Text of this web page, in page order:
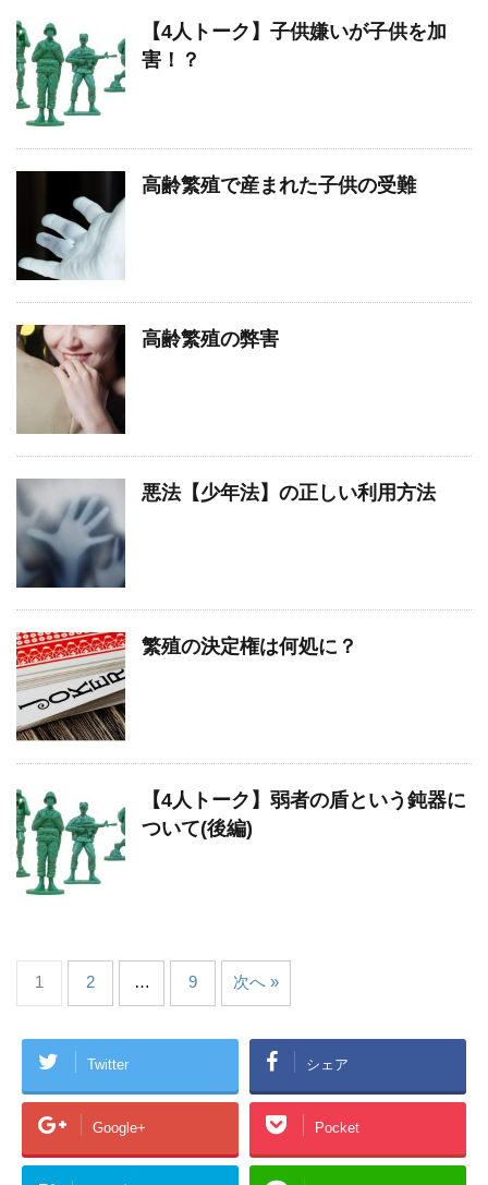
【4人トーク】子供嫌いが子供を加
害！？
高齢繁殖で産まれた子供の受難
高齢繁殖の弊害
悪法【少年法】の正しい利用方法
繁殖の決定権は何処に？
【4人トーク】弱者の盾という鈍器に
ついて(後編)
1 2 … 9 次へ »
Twitter シェア
Google+ Pocket